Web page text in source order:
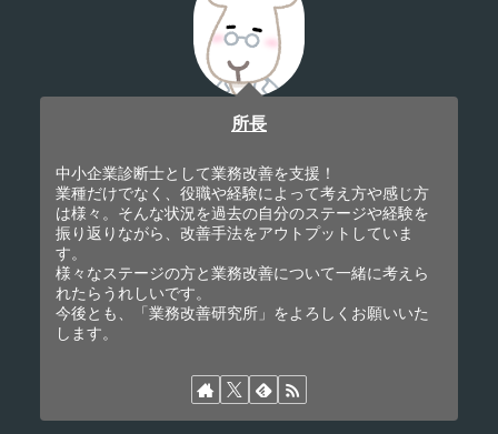
所長
中小企業診断士として業務改善を支援！
業種だけでなく、役職や経験によって考え方や感じ方
は様々。そんな状況を過去の自分のステージや経験を
振り返りながら、改善手法をアウトプットしていま
す。
様々なステージの方と業務改善について一緒に考えら
れたらうれしいです。
今後とも、「業務改善研究所」をよろしくお願いいた
します。